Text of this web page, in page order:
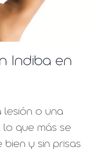
Indiba en
lesión o una
que más se
bien y sin prisas